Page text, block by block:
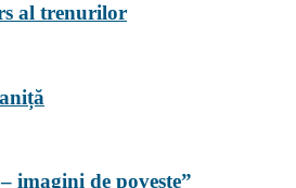
al trenurilor
imagini de poveste”